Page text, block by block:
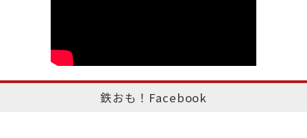
鉄おも！Facebook